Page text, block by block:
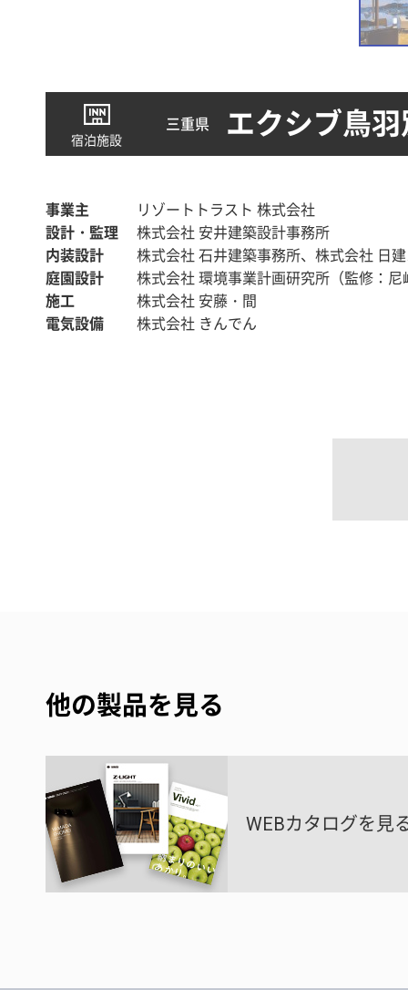
宿泊施設
三重県 エクシブ鳥
事業主
リゾートトラスト 株式会社
設計・監理
株式会社 安井建築設計事務所
内装設計
株式会社 石井建築事務所、株式会社 日
庭園設計
株式会社 環境事業計画研究所（監修：尼
施工
株式会社 安藤・間
電気設備
株式会社 きんでん
他の製品を見る
WEBカタログを見